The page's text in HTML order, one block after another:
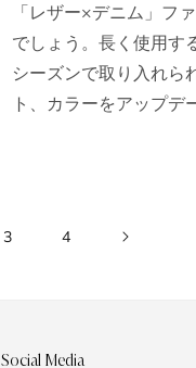
「レザー×デニム」フ
でしょう。長く使用す
シーズンで取り入れら
ト、カラーをアップデ
3 4
Social Media